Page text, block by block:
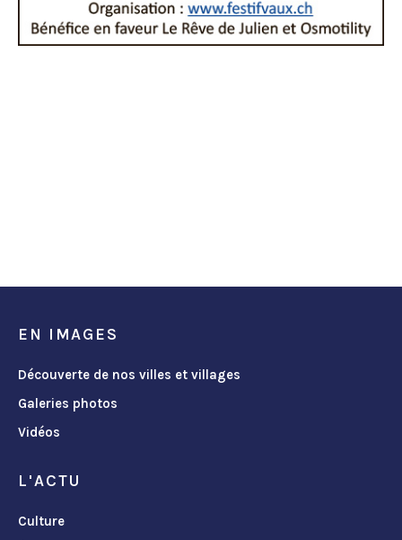
EN IMAGES
Découverte de nos villes et villages
Galeries photos
Vidéos
L'ACTU
Culture